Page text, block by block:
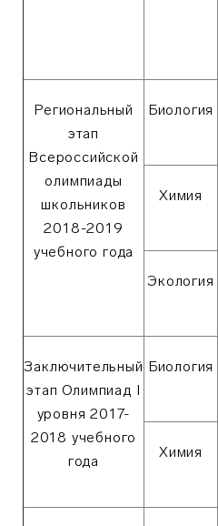
Региональный
этап
Всероссийской
олимпиады
школьников
2018-2019
учебного года
Биология
Химия
Экология
Заключительный
этап Олимпиад I
уровня 2017-
2018 учебного
года
Биология
Химия